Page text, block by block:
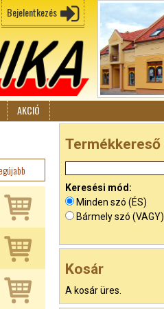
Bejelentkezés
AKCIÓ
Termékkereső
Keresési mód:
Minden szó (ÉS)
Bármely szó (VAGY)
Kosár
A kosár üres.